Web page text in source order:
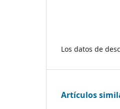
Los datos de
Artículos